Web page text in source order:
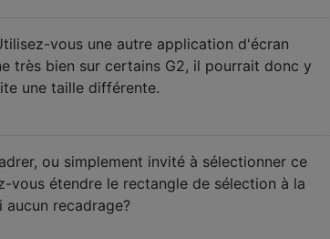
vous une autre application d'écran
très bien sur certains G2, il pourrait donc y
une taille différente.
ou simplement invité à sélectionner ce
vous étendre le rectangle de sélection à la
recadrage?